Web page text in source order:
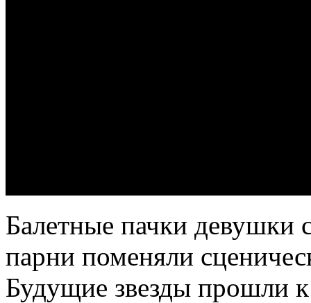
Балетные пачки девушки
парни поменяли
Будущие звезды прошли